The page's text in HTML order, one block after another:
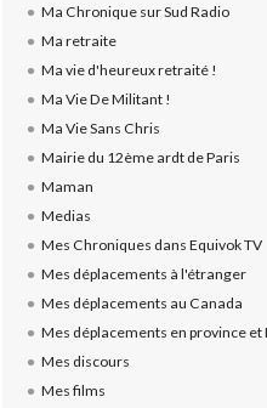
Ma Chronique sur Sud Radio
Ma retraite
Ma vie d'heureux retraité !
Ma Vie De Militant !
Ma Vie Sans Chris
Mairie du 12ème ardt de Paris
Maman
Medias
Mes Chroniques dans Equivok TV
Mes déplacements à l'étranger
Mes déplacements au Canada
Mes déplacements en province et
Mes discours
Mes films